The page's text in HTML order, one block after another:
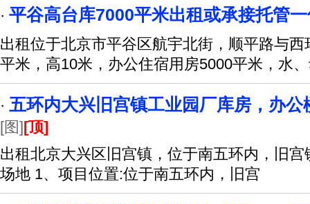
· 平谷高台库7000平米出租或承接托管
出租位于北京市平谷区航宇北街，顺平路与
平米，高10米，办公住宿用房5000平米，水
· 五环内大兴旧宫镇工业园厂库房，办公
[图][顶]
出租北京大兴区旧宫镇，位于南五环内，旧
场地 1、项目位置:位于南五环内，旧宫